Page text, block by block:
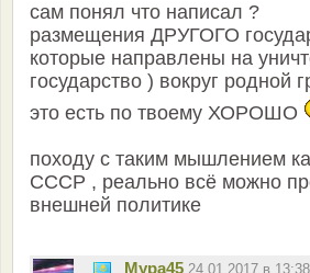
сам понял что написал ?
размещения ДРУГОГО
которые направлены на
государство ) вокруг родной
это есть по твоему ХОРОШО
походу с таким мышлением
СССР , реально всё можно
внешней политике
Мура45 24.01.2017 в